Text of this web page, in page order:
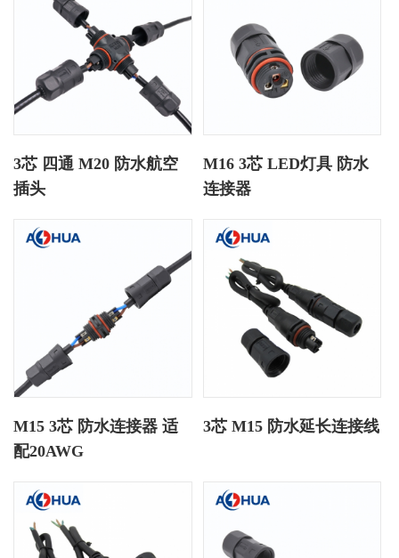
3芯 四通 M20 防水航空
插头
M16 3芯 LED灯具 防水
连接器
M15 3芯 防水连接器 适
配20AWG
3芯 M15 防水延长连接线